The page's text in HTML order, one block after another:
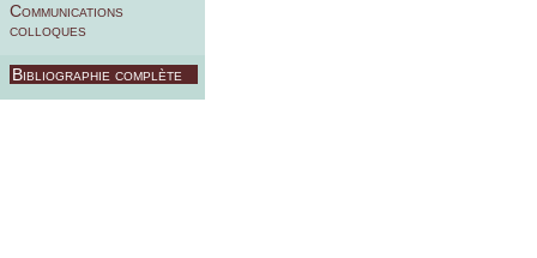
Communications
colloques
Bibliographie complète